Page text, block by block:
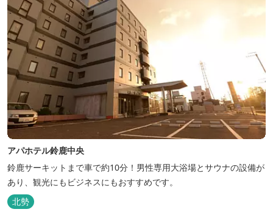
アパホテル鈴鹿中央
鈴鹿サーキットまで車で約10分！男性専用大浴場とサウナの設備が
あり、観光にもビジネスにもおすすめです。
北勢